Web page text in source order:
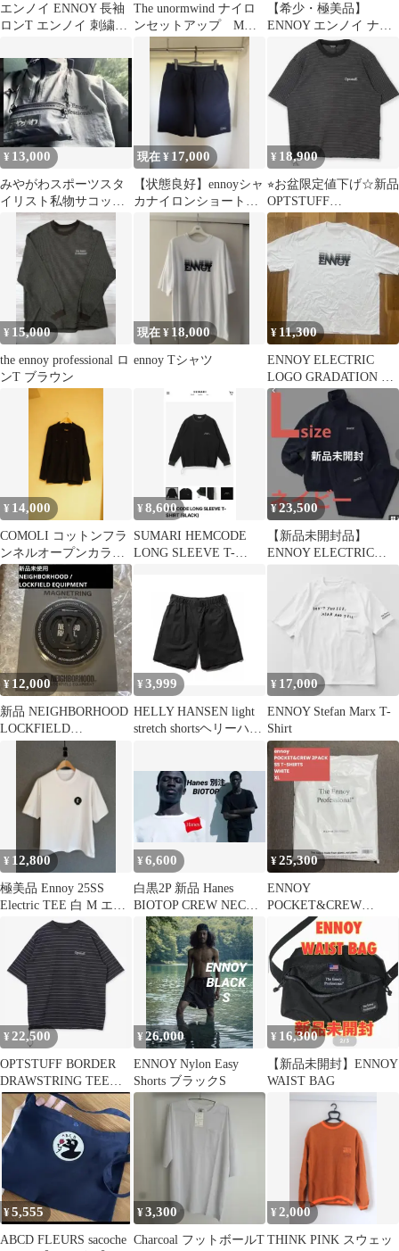
エンノイ ENNOY 長袖
ロンT エンノイ 刺繍ロ
The unormwind ナイロ
ンセットアップ Mサ
【希少・極美品】
ENNOY エンノイ ナイ
ロンショーツ Lサイズ
入手困難
¥ 13,000
みやがわスポーツスタ
イリスト私物サコッシ
ュコウイチロウ
現在 ¥ 17,000
【状態良好】ennoyシャ
カナイロンショートパ
ンツ ネイビー XL 25ss
¥ 18,900
⭐︎お盆限定値下げ☆新品
OPTSTUFF
DRAWSTRINGBORDER
Tシャツ
¥ 15,000
the ennoy professional ロ
ンT ブラウン
現在 ¥ 18,000
ennoy Tシャツ
¥ 11,300
ENNOY ELECTRIC
LOGO GRADATION SS
TEE XL
¥ 14,000
COMOLI コットンフラ
ンネルオープンカラー
シャツ(2016 wism別注)
¥8,600
SUMARI HEMCODE
LONG SLEEVE T-
¥23,500
【新品未開封品】
ENNOY ELECTRIC
¥ 12,000
新品 NEIGHBORHOOD
LOCKFIELD
MAGNETRING 黒
¥3,999
HELLY HANSEN light
stretch shortsヘリーハン
¥ 17,000
ENNOY Stefan Marx T-
Shirt
¥ 12,800
極美品 Ennoy 25SS
Electric TEE 白 M エン
ノイ 即完売
¥6,600
白黒2P 新品 Hanes
BIOTOP CREW NECK
T-SHIRTS
¥25,300
ENNOY
POCKET&CREW
2PACK T-SHIRTS 白
XL
¥ 22,500
OPTSTUFF BORDER
DRAWSTRING TEE
2XL
¥ 26,000
ENNOY Nylon Easy
Shorts ブラックS
¥ 16,300
【新品未開封】ENNOY
WAIST BAG
¥5,555
ABCD FLEURS sacoche
¥3,300
Charcoal フットボールT
¥ 2,000
THINK PINK スウェッ